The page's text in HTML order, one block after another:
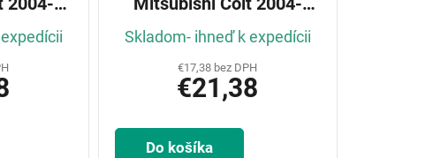
2012 5dv
Skladom- ihneď k expedícii
€17,38 bez DPH
€21,38
Do košíka